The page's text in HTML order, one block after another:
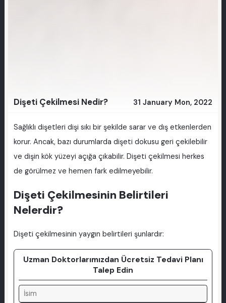
Dişeti Çekilmesi Nedir? 31 January Mon, 2022
Sağlıklı dişetleri dişi sıkı bir şekilde sarar ve dış etkenlerden
korur. Ancak, bazı durumlarda dişeti dokusu geri çekilebilir
ve dişin kök yüzeyi açığa çıkabilir. Dişeti çekilmesi herkes
de görülmez ve hemen fark edilmeyebilir.
Dişeti Çekilmesinin Belirtileri
Nelerdir?
Dişeti çekilmesinin yaygın belirtileri şunlardır:
Uzman Doktorlarımızdan Ücretsiz Tedavi Planı
Talep Edin